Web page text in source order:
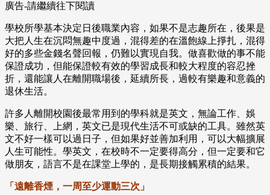
廣告-請繼續往下閱讀
學校所學基本決定日後職業內容，如果不是志趣所在，後果是
大把人生在沉悶無趣中度過，混得差的在溫飽線上掙扎，混得
好的多些金錢名聲回報，仍難以實現自我。做喜歡做的事不能
保證成功，但能保證較有效的學習成長和較大程度的容忍挫
折，還能讓人在離開職場後，延續所長，過較有樂趣和意義的
退休生活。
許多人離開校園後最常用到的學科就是英文，無論工作、娛
樂、旅行、上網，英文已是現代生活不可或缺的工具。雖然英
文不好一樣可以過日子，但如果好並善加利用，可以大幅擴展
人生可能性。學英文，在校時不一定要得高分，但一定要和它
做朋友，語言不是在課堂上學的，是長期接觸累積的結果。
「遠離香煙，一周至少運動三次」